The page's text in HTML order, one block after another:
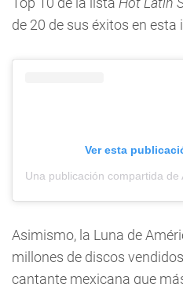
de 20 de sus éxitos en
Ver esta
Asimismo, la Luna de
millones de discos
cantante mexicana que